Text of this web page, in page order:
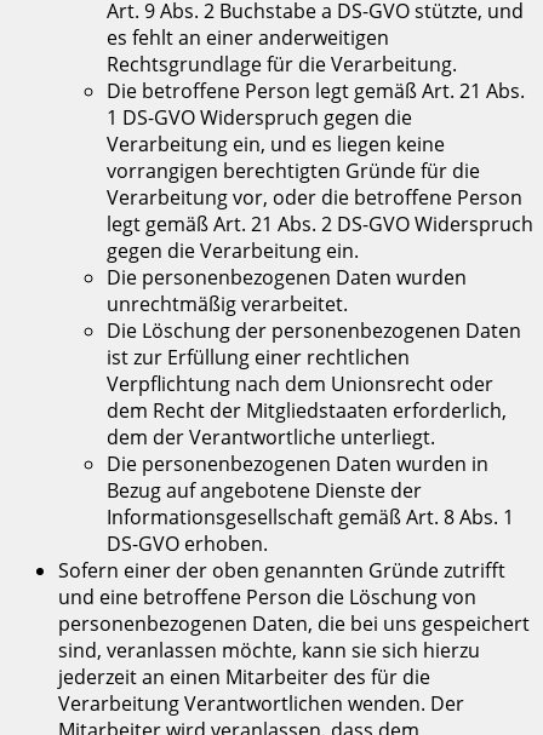
Art. 9 Abs. 2 Buchstabe a DS-GVO stützte, und
es fehlt an einer anderweitigen
Rechtsgrundlage für die Verarbeitung.
Die betroffene Person legt gemäß Art. 21 Abs.
1 DS-GVO Widerspruch gegen die
Verarbeitung ein, und es liegen keine
vorrangigen berechtigten Gründe für die
Verarbeitung vor, oder die betroffene Person
legt gemäß Art. 21 Abs. 2 DS-GVO Widerspruch
gegen die Verarbeitung ein.
Die personenbezogenen Daten wurden
unrechtmäßig verarbeitet.
Die Löschung der personenbezogenen Daten
ist zur Erfüllung einer rechtlichen
Verpflichtung nach dem Unionsrecht oder
dem Recht der Mitgliedstaaten erforderlich,
dem der Verantwortliche unterliegt.
Die personenbezogenen Daten wurden in
Bezug auf angebotene Dienste der
Informationsgesellschaft gemäß Art. 8 Abs. 1
DS-GVO erhoben.
Sofern einer der oben genannten Gründe zutrifft
und eine betroffene Person die Löschung von
personenbezogenen Daten, die bei uns gespeichert
sind, veranlassen möchte, kann sie sich hierzu
jederzeit an einen Mitarbeiter des für die
Verarbeitung Verantwortlichen wenden. Der